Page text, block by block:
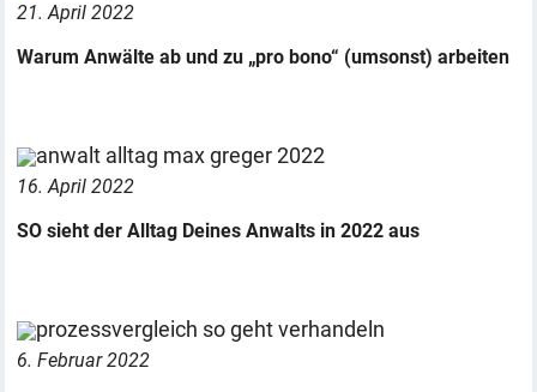
21. April 2022
Warum Anwälte ab und zu „pro bono“ (umsonst) arbeiten
16. April 2022
SO sieht der Alltag Deines Anwalts in 2022 aus
6. Februar 2022